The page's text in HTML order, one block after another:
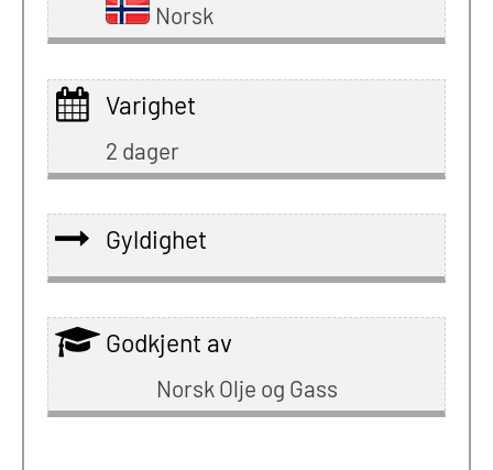
Norsk
Varighet
2 dager
Gyldighet
Godkjent av
Norsk Olje og Gass